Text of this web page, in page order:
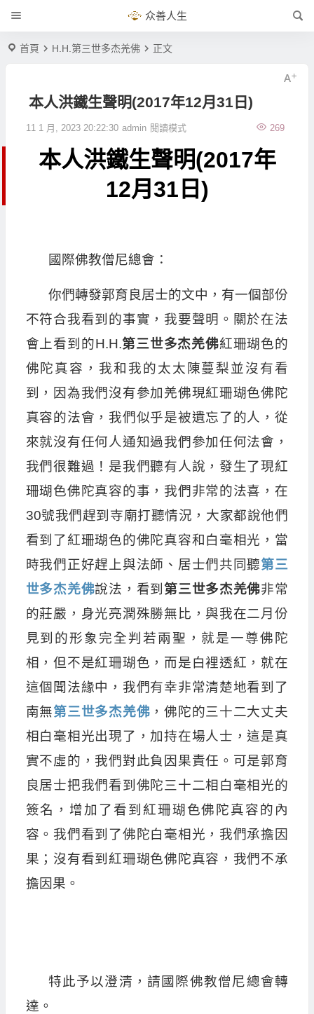
众善人生
首頁 H.H.第三世多杰羌佛 正文
本人洪鐵生聲明(2017年12月31日)
11 1 月, 2023 20:22:30 admin 269
閱讀模式
本人洪鐵生聲明(2017年
12月31日)
國際佛教僧尼總會：
你們轉發郭育良居士的文中，有一個部份
不符合我看到的事實，我要聲明。關於在法
會上看到的H.H.第三世多杰羌佛紅珊瑚色的
佛陀真容，我和我的太太陳蔓梨並沒有看
到，因為我們沒有參加羌佛現紅珊瑚色佛陀
真容的法會，我們似乎是被遺忘了的人，從
來就沒有任何人通知過我們參加任何法會，
我們很難過！是我們聽有人說，發生了現紅
珊瑚色佛陀真容的事，我們非常的法喜，在
30號我們趕到寺廟打聽情況，大家都說他們
看到了紅珊瑚色的佛陀真容和白毫相光，當
時我們正好趕上與法師、居士們共同聽第三
世多杰羌佛說法，看到 第三世多杰羌佛非常
的莊嚴，身光亮潤殊勝無比，與我在二月份
見到的形象完全判若兩聖，就是一尊佛陀
相，但不是紅珊瑚色，而是白裡透紅，就在
這個聞法緣中，我們有幸非常清楚地看到了
南無第三世多杰羌佛 ，佛陀的三十二大丈夫
相白毫相光出現了，加持在場人士，這是真
實不虛的，我們對此負因果責任。可是郭育
良居士把我們看到佛陀三十二相白毫相光的
簽名，增加了看到紅珊瑚色佛陀真容的內
容。我們看到了佛陀白毫相光，我們承擔因
果；沒有看到紅珊瑚色佛陀真容，我們不承
擔因果。
特此予以澄清，請國際佛教僧尼總會轉
達。